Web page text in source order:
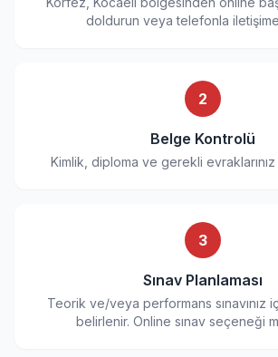
doldurun veya telefonla
2
Belge Kontrolü
Kimlik, diploma ve gerekli
3
Sınav Planlaması
Teorik ve/veya performans sınavınız
belirlenir. Online sınav seçeneği